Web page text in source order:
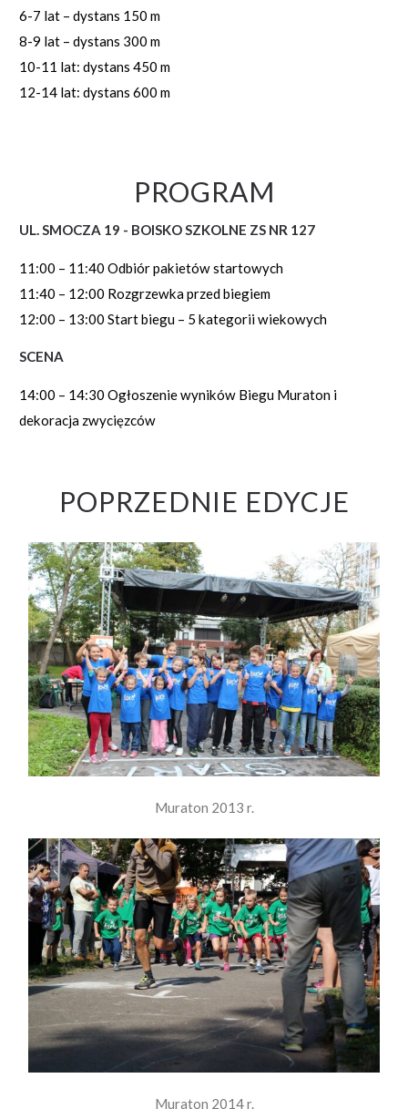
6-7 lat – dystans 150 m
8-9 lat – dystans 300 m
10-11 lat: dystans 450 m
12-14 lat: dystans 600 m
PROGRAM
UL. SMOCZA 19 - BOISKO SZKOLNE ZS NR 127
11:00 – 11:40 Odbiór pakietów startowych
11:40 – 12:00 Rozgrzewka przed biegiem
12:00 – 13:00 Start biegu – 5 kategorii wiekowych
SCENA
14:00 – 14:30 Ogłoszenie wyników Biegu Muraton i
dekoracja zwycięzców
POPRZEDNIE EDYCJE
Muraton 2013 r.
Muraton 2014 r.